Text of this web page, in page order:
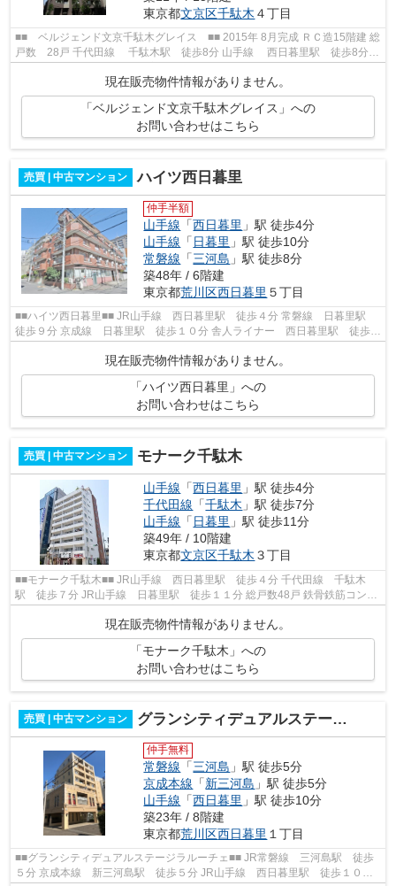
東京都文京区千駄木 ４丁目
■■ ベルジェンド文京千駄木グレイス ■■ 2015年 8月完成 ＲＣ造15階建 総
戸数 28戸 千代田線 千駄木駅 徒歩8分 山手線 西日暮里駅 徒歩8分
現在販売物件情報がありません。
「ベルジェンド文京千駄木グレイス」への
お問い合わせはこちら
売買 | 中古マンション ハイツ西日暮里
仲手半額
山手線 「西日暮里 」駅 徒歩4分
山手線 「 日暮里 」駅 徒歩10分
常磐線 「三河島 」駅 徒歩8分
築48年 / 6階建
東京都荒川区西日暮里 ５丁目
■■ハイツ西日暮里■■ JR山手線 西日暮里駅 徒歩４分 常磐線 日暮里駅
徒歩９分 京成線 日暮里駅 徒歩１０分 舎人ライナー 西日暮里駅 徒歩３
現在販売物件情報がありません。
「ハイツ西日暮里」への
お問い合わせはこちら
売買 | 中古マンション モナーク千駄木
山手線 「西日暮里 」駅 徒歩4分
千代田線 「千駄木 」駅 徒歩7分
山手線 「 日暮里 」駅 徒歩11分
築49年 / 10階建
東京都文京区千駄木 ３丁目
■■モナーク千駄木■■ JR山手線 西日暮里駅 徒歩４分 千代田線 千駄木
駅 徒歩７分 JR山手線 日暮里駅 徒歩１１分 総戸数48戸 鉄骨鉄筋コンク
リート造10階建 昭和５２年１月完成 ...
現在販売物件情報がありません。
「モナーク千駄木」への
お問い合わせはこちら
売買 | 中古マンション グランシティデュアルステージラ・ルーチェ
仲手無料
常磐線 「三河島 」駅 徒歩5分
京成本線 「新三河島 」駅 徒歩5分
山手線 「西日暮里 」駅 徒歩10分
築23年 / 8階建
東京都荒川区西日暮里 １丁目
■■グランシティデュアルステージラルーチェ■■ JR常磐線 三河島駅 徒歩
５分 京成本線 新三河島駅 徒歩５分 JR山手線 西日暮里駅 徒歩１０分